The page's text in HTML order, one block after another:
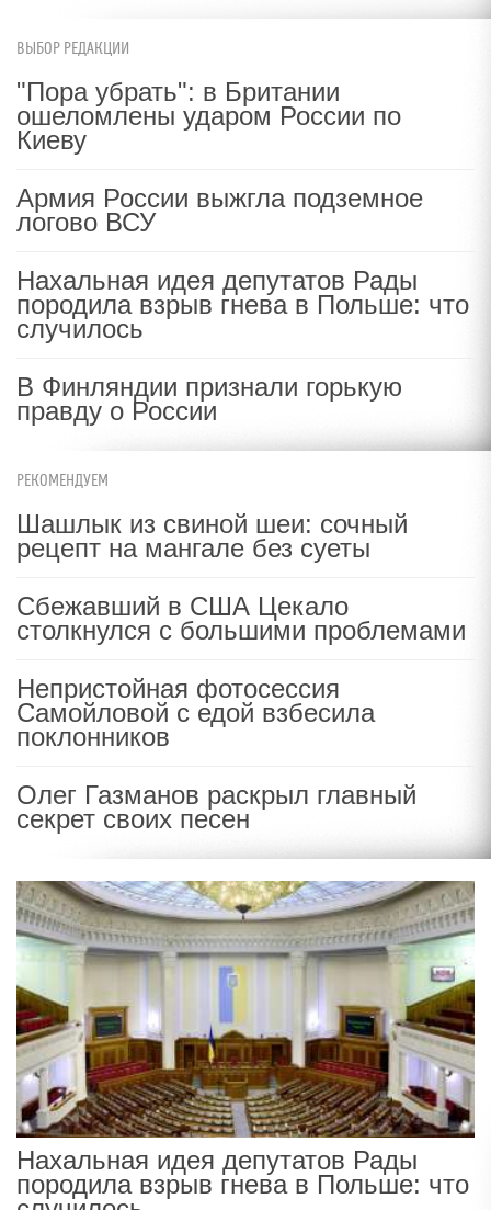
ВЫБОР РЕДАКЦИИ
"Пора убрать": в Британии
ошеломлены ударом России по
Киеву
Армия России выжгла подземное
логово ВСУ
Нахальная идея депутатов Рады
породила взрыв гнева в Польше: что
случилось
В Финляндии признали горькую
правду о России
РЕКОМЕНДУЕМ
Шашлык из свиной шеи: сочный
рецепт на мангале без суеты
Сбежавший в США Цекало
столкнулся с большими проблемами
Непристойная фотосессия
Самойловой с едой взбесила
поклонников
Олег Газманов раскрыл главный
секрет своих песен
Нахальная идея депутатов Рады
породила взрыв гнева в Польше: что